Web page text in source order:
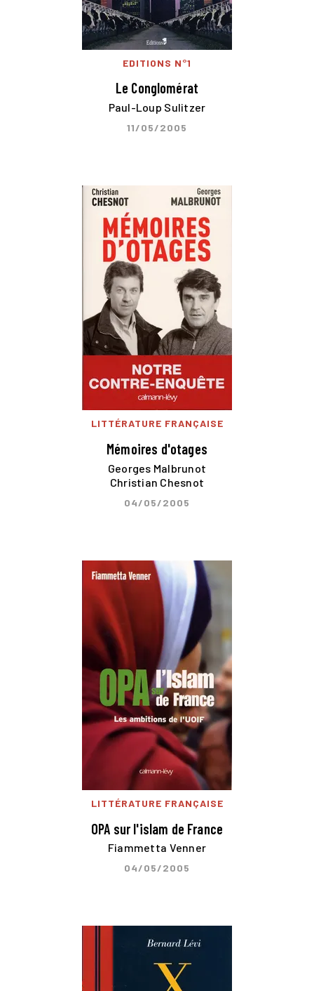
EDITIONS N°1
Le Conglomérat
Paul-Loup Sulitzer
11/05/2005
LITTÉRATURE FRANÇAISE
Mémoires d'otages
Georges Malbrunot
Christian Chesnot
04/05/2005
LITTÉRATURE FRANÇAISE
OPA sur l'islam de France
Fiammetta Venner
04/05/2005